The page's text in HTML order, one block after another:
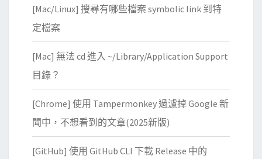
[Mac/Linux] 搜尋有哪些檔案 symbolic link 到特
定檔案
[Mac] 無法 cd 進入 ~/Library/Application Support
目錄？
[Chrome] 使用 Tampermonkey 過濾掉 Google 新
聞中，不想看到的文章(2025新版)
[GitHub] 使用 GitHub CLI 下載 Release 中的